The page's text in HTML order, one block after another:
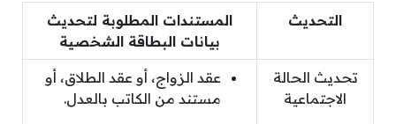
التحديث
المستندات المطلوبة لتحديث
بيانات البطاقة الشخصية
تحديث الحالة
الاجتماعية
عقد الزواج، أو عقد الطلاق، أو
مستند من الكاتب بالعدل.